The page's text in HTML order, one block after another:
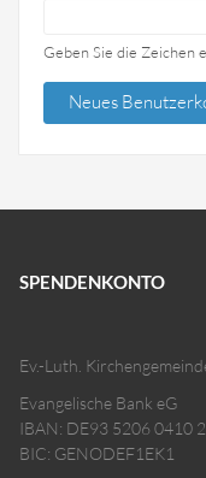
Geben Sie die Zeichen
SPENDENKONTO
Ev.-Luth.
Evangelische Bank eG
IBAN: DE93 5206 0410
BIC: GENODEF1EK1